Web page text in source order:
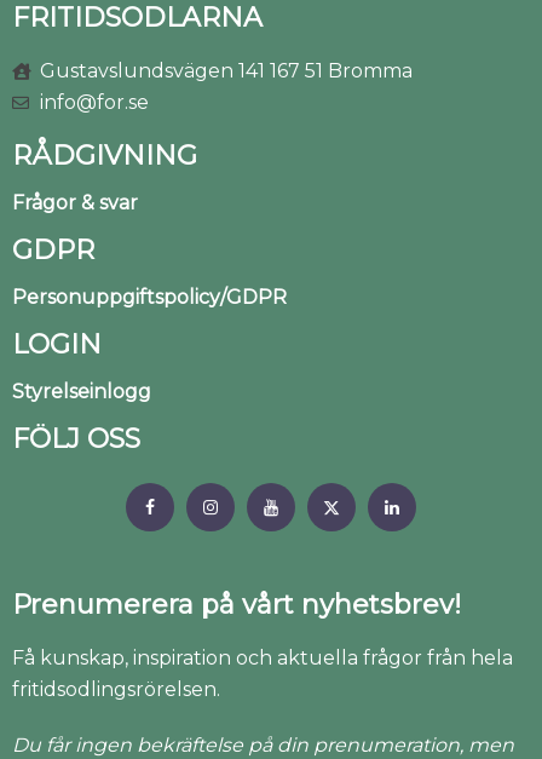
FRITIDSODLARNA
Gustavslundsvägen 141 167 51 Bromma
info@for.se
RÅDGIVNING
Frågor & svar
GDPR
Personuppgiftspolicy/GDPR
LOGIN
Styrelseinlogg
FÖLJ OSS
Prenumerera på vårt nyhetsbrev!
Få kunskap, inspiration och aktuella frågor från hela
fritidsodlingsrörelsen.
Du får ingen bekräftelse på din prenumeration, men